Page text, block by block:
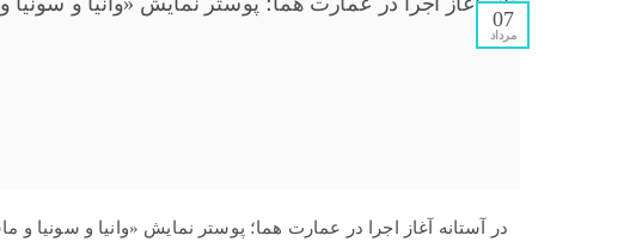
07
مرداد
در آستانه آغاز اجرا در عمارت هما؛ پوستر نمایش «وانیا و سونیا و